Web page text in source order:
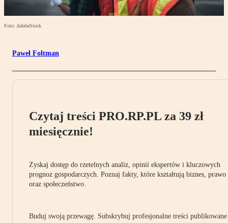
Foto: AdobeStock
Paweł Foltman
Czytaj treści PRO.RP.PL za 39 zł
miesięcznie!
Zyskaj dostęp do rzetelnych analiz, opinii ekspertów i kluczowych
prognoz gospodarczych. Poznaj fakty, które kształtują biznes, prawo
oraz społeczeństwo.
Buduj swoją przewagę. Subskrybuj profesjonalne treści publikowane